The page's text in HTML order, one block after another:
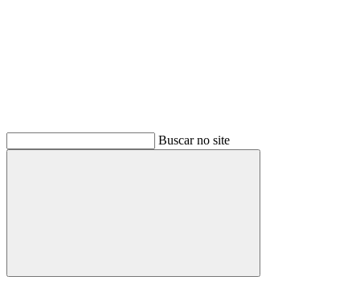
Buscar no site
Buscar